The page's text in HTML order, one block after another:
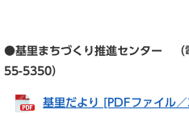
●基里まちづくり推進センター
55-5350）
基里だより [PDFファイル／